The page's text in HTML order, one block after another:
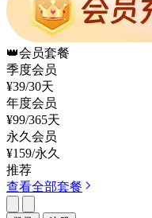
👑会员套餐
季度会员
¥39/30天
年度会员
¥99/365天
永久会员
¥159/永久
推荐
查看全部套餐